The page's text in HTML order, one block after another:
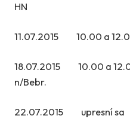
HN
11.07.2015 10.00 a
18.07.2015 10.00 a
n/Bebr.
22.07.2015 upresní sa